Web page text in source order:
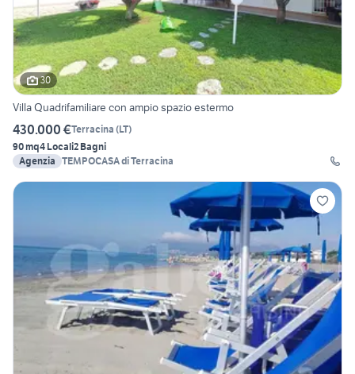
30
Villa Quadrifamiliare con ampio spazio estermo
430.000 €Terracina (LT)
90 mq4 Locali2 Bagni
Agenzia TEMPOCASA di Terracina